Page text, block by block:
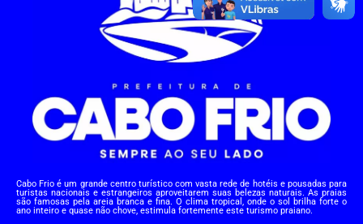
Cabo Frio é um grande centro turístico com vasta rede de hotéis e pousadas para
turistas nacionais e estrangeiros aproveitarem suas belezas naturais. As praias
são famosas pela areia branca e fina. O clima tropical, onde o sol brilha forte o
ano inteiro e quase não chove, estimula fortemente este turismo praiano.